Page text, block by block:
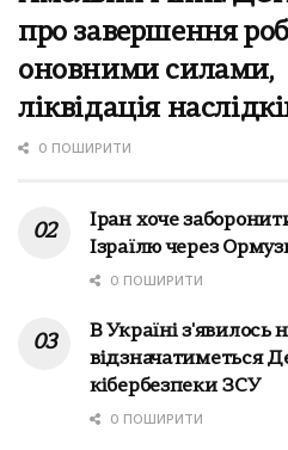
про завершення
оновними силами,
ліквідація
0 ПОШИРИТИ
Іран хоче
Ізраїлю через
0 ПОШИРИТИ
В Україні з'явилось
відзначатиметься
кібербезпеки ЗСУ
0 ПОШИРИТИ